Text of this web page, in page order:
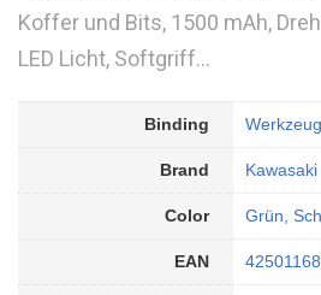
Koffer und Bits, 1500 mAh,
LED Licht, Softgriff…
Binding Werkzeug
Brand Kawasaki
Color Grün,
EAN